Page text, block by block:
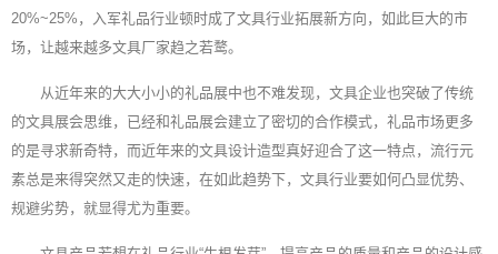
20%~25%，入军礼品行业顿时成了文具行业拓展新方向，如此巨大的市
场，让越来越多文具厂家趋之若鹜。
从近年来的大大小小的礼品展中也不难发现，文具企业也突破了传统
的文具展会思维，已经和礼品展会建立了密切的合作模式，礼品市场更多
的是寻求新奇特，而近年来的文具设计造型真好迎合了这一特点，流行元
素总是来得突然又走的快速，在如此趋势下，文具行业要如何凸显优势、
规避劣势，就显得尤为重要。